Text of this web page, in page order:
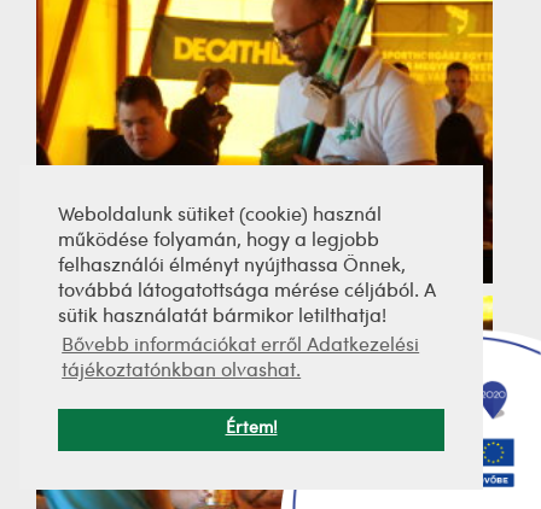
Weboldalunk sütiket (cookie) használ
működése folyamán, hogy a legjobb
felhasználói élményt nyújthassa Önnek,
továbbá látogatottsága mérése céljából. A
sütik használatát bármikor letilthatja!
Bővebb információkat erről Adatkezelési
tájékoztatónkban olvashat.
Értem!